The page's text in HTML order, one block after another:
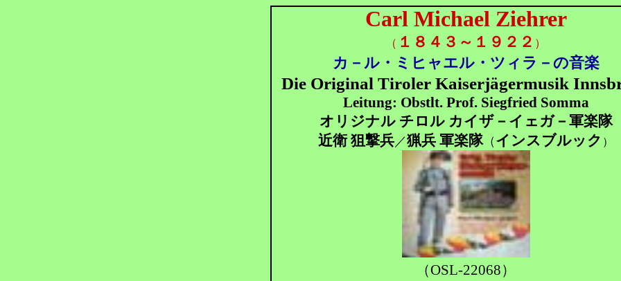
Carl Michael Ziehrer
（ １８４３～１９２２ ）
カ－ル・ミヒャエル・ツィラ－の音楽
Die Original Tiroler Kaiserjägermusik
Leitung: Obstlt. Prof. Siegfried Somma
オリジナル チロル カイザ－イェガ－軍楽隊
近衛 狙撃兵／猟兵 軍楽隊（ インスブルック ）
（OSL-22068）